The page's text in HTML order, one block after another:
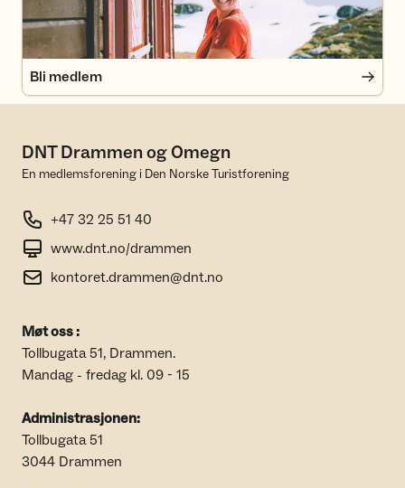
Bli medlem
DNT Drammen og Omegn
En medlemsforening i Den Norske Turistforening
+47 32 25 51 40
www.dnt.no/drammen
kontoret.drammen@dnt.no
Møt oss :
Tollbugata 51, Drammen.
Mandag - fredag kl. 09 - 15
Administrasjonen:
Tollbugata 51
3044 Drammen